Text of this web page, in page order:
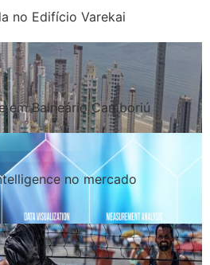
no Edifício Varekai
em Balneário Camboriú
no mercado